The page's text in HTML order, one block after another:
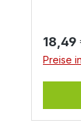
18,49
Preise